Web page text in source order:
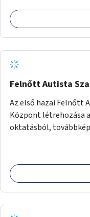
bemutatkozásra,
Felnőtt Autista
Az első hazai Felnőtt
Központ létrehozása
oktatásból,